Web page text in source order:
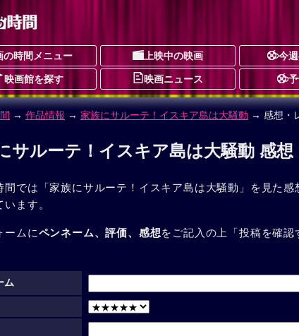
の時間メニュー 上映中の映画 今
映画館を探す 映画ニュース
→ 作品情報 → 家族にサルーテ！イスキア島は大騒動 → 感想・
サルーテ！イスキア島は大騒動 感
間では「家族にサルーテ！イスキア島は大騒動」を見た感
ます。
ームにペンネーム、評価、感想をご記入の上「投稿を確認
ム